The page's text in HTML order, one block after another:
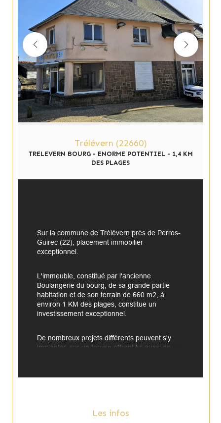
Trélévern (22660)
TRELEVERN BOURG - ENORME POTENTIEL - 1,4 KM
DES PLAGES
Les infos
Sur la commune de Trélévern près de Perros-
Guirec (22), placement immobilier
exceptionnel.
L'immeuble, constitué par l'ancienne
Boulangerie du bourg, de sa grande partie
habitation et de son terrain de 660 m2, à
environ 1 KM des plages, constitue un
investissement exceptionnel.
De nombreux projets différents peuvent s'y
implanter, sur un terrain offrant lui aussi de
Le gros oeuvre est en très bon état général.